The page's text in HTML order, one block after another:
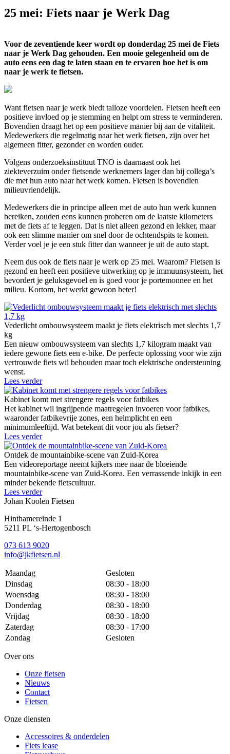
25 mei: Fiets naar je Werk Dag
Voor de zeventiende keer wordt op donderdag 25 mei de Fiets
naar je Werk Dag gehouden. Een mooie gelegenheid om de
auto eens een dag te laten staan en te ervaren hoe het is om
naar je werk te fietsen.
Want fietsen naar je werk biedt talloze voordelen. Fietsen heeft een
positieve invloed op je stemming en helpt om stress te verminderen.
Bovendien draagt het op een positieve manier bij aan de vitaliteit.
Medewerkers die regelmatig naar het werk fietsen, zijn over het
algemeen fitter, gezonder en worden ouder.
Volgens onderzoeksinstituut TNO is daarnaast ook het
ziekteverzuim onder fietsende werknemers lager dan bij collega’s
die met hun auto naar het werk komen. Fietsen is bovendien
milieuvriendelijk.
Medewerkers die in principe alleen met de auto hun werk kunnen
bereiken, zouden eens kunnen proberen om de laatste kilometers
met de fiets af te leggen. Dat is niet alleen gezond en lekker, maar
ook een slimme manier om snel door de ochtendspits te komen.
Verder voel je je een stuk fitter dan wanneer je uit de auto stapt.
Neem dus ook de fiets naar je werk op 25 mei. Waarom? Fietsen is
gezond en heeft een positieve uitwerking op je immuunsysteem, het
bevordert je geluksgevoel en is goed voor je portemonnee en het
milieu. Kortom, het werkt gewoon beter!
Vederlicht ombouwsysteem maakt je fiets elektrisch met slechts 1,7
kg
Een nieuw ombouwsysteem van slechts 1,7 kilogram maakt van
iedere gewone fiets een e-bike. De perfecte oplossing voor wie zijn
vertrouwde fiets wil behouden maar toch elektrische ondersteuning
wenst.
Lees verder
Kabinet komt met strengere regels voor fatbikes
Het kabinet wil ingrijpende maatregelen invoeren voor fatbikes,
waaronder fatbikevrije zones, een helmplicht en een
minimumleeftijd. Wat betekent dit voor jou als fietser?
Lees verder
Ontdek de mountainbike-scene van Zuid-Korea
Een videoreportage neemt kijkers mee naar de bloeiende
mountainbike-scene van Zuid-Korea. Een verrassende inkijk in een
minder bekende fietscultuur.
Lees verder
Johan Koolen Fietsen
Hinthamereinde 1
5211 PL ‘s-Hertogenbosch
073 613 9020
info@jkfietsen.nl
Maandag
Gesloten
Dinsdag
08:30 - 18:00
Woensdag
08:30 - 18:00
Donderdag
08:30 - 18:00
Vrijdag
08:30 - 18:00
Zaterdag
08:30 - 17:00
Zondag
Gesloten
Over ons
Onze fietsen
Nieuws
Contact
Fietsen
Onze diensten
Accessoires & onderdelen
Fiets lease